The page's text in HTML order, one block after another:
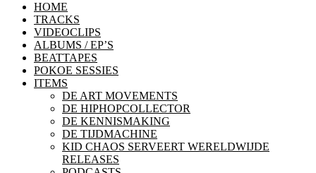
HOME
TRACKS
VIDEOCLIPS
ALBUMS / EP’S
BEATTAPES
POKOE SESSIES
ITEMS
DE ART MOVEMENTS
DE HIPHOPCOLLECTOR
DE KENNISMAKING
DE TIJDMACHINE
KID CHAOS SERVEERT WERELDWIJDE
RELEASES